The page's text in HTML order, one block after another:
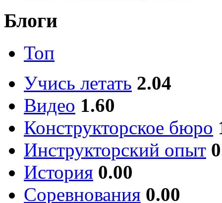
Блоги
Топ
Учись летать 2.04
Видео 1.60
Конструкторское бюро
Инструкторский опыт
История 0.00
Соревнования 0.00